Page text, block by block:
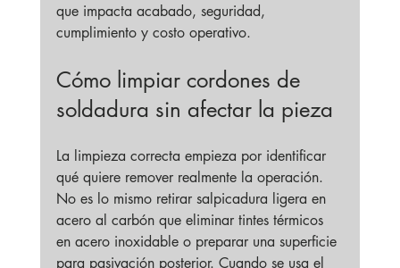
que impacta acabado, seguridad,
cumplimiento y costo operativo.
Cómo limpiar cordones de
soldadura sin afectar la pieza
La limpieza correcta empieza por identificar
qué quiere remover realmente la operación.
No es lo mismo retirar salpicadura ligera en
acero al carbón que eliminar tintes térmicos
en acero inoxidable o preparar una superficie
para pasivación posterior. Cuando se usa el